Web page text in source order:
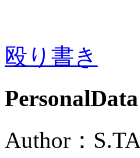
殴り書き
PersonalData
Author：